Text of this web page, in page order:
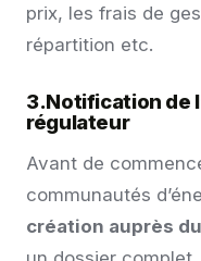
prix, les frais de
répartition etc.
3.Notification de
régulateur
Avant de
communautés
création auprès